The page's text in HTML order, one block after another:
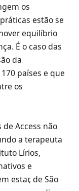
os
estão se
equilíbrio
É o caso das
da
países e que
os
de Access não
a terapeuta
Lírios,
e
estar, de São